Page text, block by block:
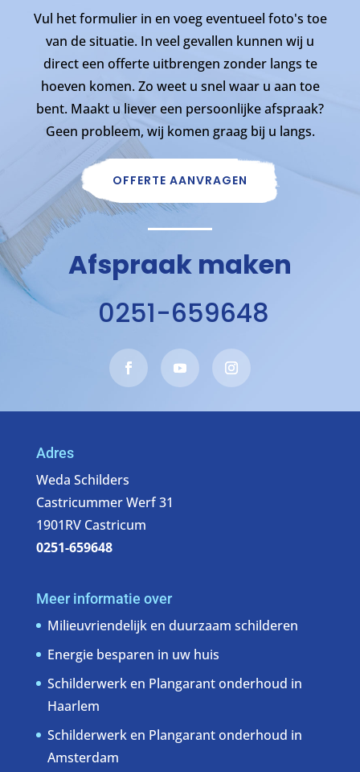
Vul het formulier in en voeg eventueel foto's toe
van de situatie. In veel gevallen kunnen wij u
direct een offerte uitbrengen zonder langs te
hoeven komen. Zo weet u snel waar u aan toe
bent. Maakt u liever een persoonlijke afspraak?
Geen probleem, wij komen graag bij u langs.
OFFERTE AANVRAGEN
Afspraak maken
0251-659648
Adres
Weda Schilders
Castricummer Werf 31
1901RV Castricum
0251-659648
Meer informatie over
Milieuvriendelijk en duurzaam schilderen
Energie besparen in uw huis
Schilderwerk en Plangarant onderhoud in
Haarlem
Schilderwerk en Plangarant onderhoud in
Amsterdam